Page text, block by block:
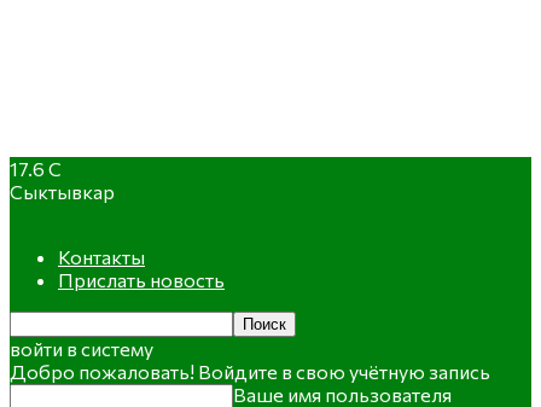
17.6 C
Сыктывкар
Контакты
Прислать новость
войти в систему
Добро пожаловать! Войдите в свою учётную запись
Ваше имя пользователя